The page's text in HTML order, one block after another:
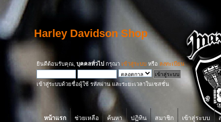
Harley Davidson Shop
ยินดีต้อนรับคุณ, บุคคลทั่วไป กรุณา เข้าสู่ระบบ หรือ ลงทะเบียน
เข้าสู่ระบบด้วยชื่อผู้ใช้ รหัสผ่าน และระยะเวลาในเซสชั่น
หน้าแรก ช่วยเหลือ ค้นหา ปฏิทิน สมาชิก เข้าสู่ระบบ